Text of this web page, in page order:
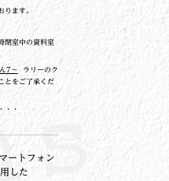
ります。
閉室中の資料室
7～ ラリーのク
とをご了承くだ
・・
ートフォン
用した